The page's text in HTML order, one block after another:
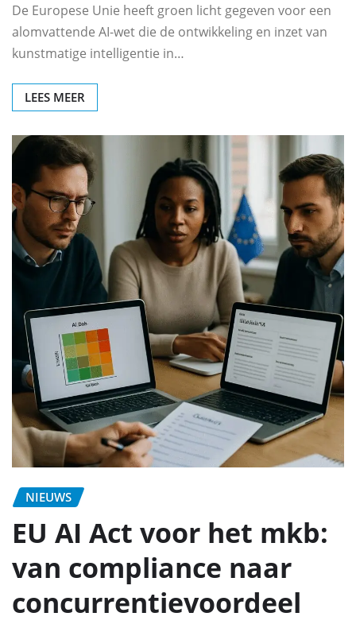
De Europese Unie heeft groen licht gegeven voor een
alomvattende AI-wet die de ontwikkeling en inzet van
kunstmatige intelligentie in…
LEES MEER
NIEUWS
EU AI Act voor het mkb:
van compliance naar
concurrentievoordeel